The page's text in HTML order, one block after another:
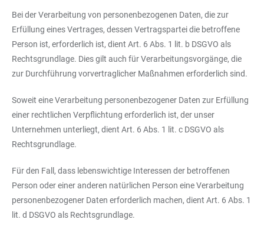
Bei der Verarbeitung von personenbezogenen Daten, die zur
Erfüllung eines Vertrages, dessen Vertragspartei die betroffene
Person ist, erforderlich ist, dient Art. 6 Abs. 1 lit. b DSGVO als
Rechtsgrundlage. Dies gilt auch für Verarbeitungsvorgänge, die
zur Durchführung vorvertraglicher Maßnahmen erforderlich sind.
Soweit eine Verarbeitung personenbezogener Daten zur Erfüllung
einer rechtlichen Verpflichtung erforderlich ist, der unser
Unternehmen unterliegt, dient Art. 6 Abs. 1 lit. c DSGVO als
Rechtsgrundlage.
Für den Fall, dass lebenswichtige Interessen der betroffenen
Person oder einer anderen natürlichen Person eine Verarbeitung
personenbezogener Daten erforderlich machen, dient Art. 6 Abs. 1
lit. d DSGVO als Rechtsgrundlage.